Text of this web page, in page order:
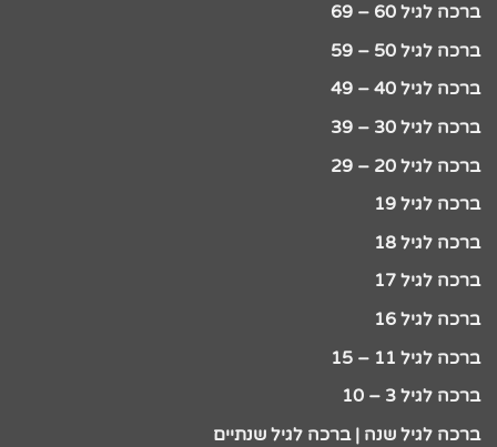
ברכה לגיל 60 – 69
ברכה לגיל 50 – 59
ברכה לגיל 40 – 49
ברכה לגיל 30 – 39
ברכה לגיל 20 – 29
ברכה לגיל 19
ברכה לגיל 18
ברכה לגיל 17
ברכה לגיל 16
ברכה לגיל 11 – 15
ברכה לגיל 3 – 10
ברכה לגיל שנה | ברכה לגיל שנתיים